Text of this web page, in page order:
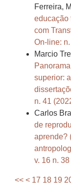
Ferreira,
educação
com
On-line:
Marcio
superior:
n. 41
Carlos
de
aprende?
v. 16 n.
<< < 17 18 19